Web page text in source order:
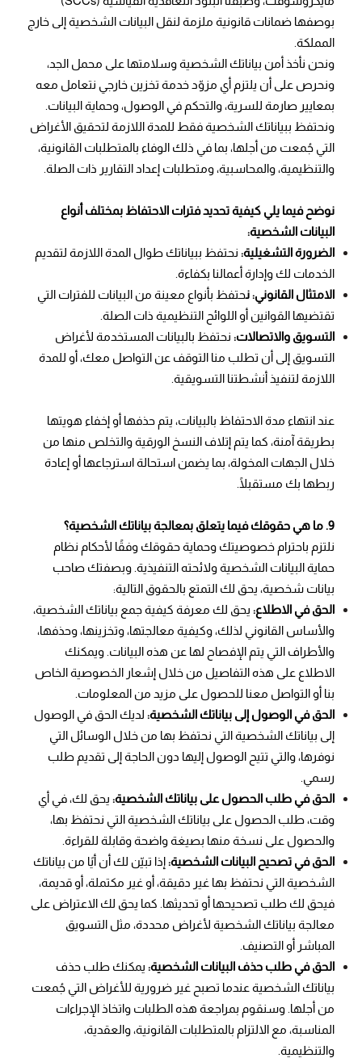
بوصفها ضمانات قانونية ملزمة لنقل البيانات الشخصية إلى خارج
المملكة.
ونحن نأخذ أمن بياناتك الشخصية وسلامتها على محمل الجد،
ونحرص على أن يلتزم أي مزوّد خدمة تخزين خارجي نتعامل معه
بمعايير صارمة للسرية، والتحكم في الوصول، وحماية البيانات.
ونحتفظ ببياناتك الشخصية فقط للمدة اللازمة لتحقيق الأغراض
التي جُمعت من أجلها، بما في ذلك الوفاء بالمتطلبات القانونية،
والتنظيمية، والمحاسبية، ومتطلبات إعداد التقارير ذات الصلة.
نوضح فيما يلي كيفية تحديد فترات الاحتفاظ بمختلف أنواع
البيانات الشخصية:
الضرورة التشغيلية: نحتفظ ببياناتك طوال المدة اللازمة لتقديم
الخدمات لك وإدارة أعمالنا بكفاءة.
الامتثال القانوني: نحتفظ بأنواع معينة من البيانات للفترات التي
تقتضيها القوانين أو اللوائح التنظيمية ذات الصلة.
التسويق والاتصالات: نحتفظ بالبيانات المستخدمة لأغراض
التسويق إلى أن تطلب منا التوقف عن التواصل معك، أو للمدة
اللازمة لتنفيذ أنشطتنا التسويقية.
عند انتهاء مدة الاحتفاظ بالبيانات، يتم حذفها أو إخفاء هويتها
بطريقة آمنة، كما يتم إتلاف النسخ الورقية والتخلص منها من
خلال الجهات المخولة، بما يضمن استحالة استرجاعها أو إعادة
ربطها بك مستقبلًا.
9. ما هي حقوقك فيما يتعلق بمعالجة بياناتك الشخصية؟
نلتزم باحترام خصوصيتك وحماية حقوقك وفقًا لأحكام نظام
حماية البيانات الشخصية ولائحته التنفيذية. وبصفتك صاحب
بيانات شخصية، يحق لك التمتع بالحقوق التالية:
الحق في الاطلاع: يحق لك معرفة كيفية جمع بياناتك الشخصية،
والأساس القانوني لذلك، وكيفية معالجتها، وتخزينها، وحذفها،
والأطراف التي يتم الإفصاح لها عن هذه البيانات. ويمكنك
الاطلاع على هذه التفاصيل من خلال إشعار الخصوصية الخاص
بنا أو التواصل معنا للحصول على مزيد من المعلومات.
الحق في الوصول إلى بياناتك الشخصية: لديك الحق في الوصول
إلى بياناتك الشخصية التي نحتفظ بها من خلال الوسائل التي
نوفرها، والتي تتيح الوصول إليها دون الحاجة إلى تقديم طلب
رسمي.
الحق في طلب الحصول على بياناتك الشخصية: يحق لك، في أي
وقت، طلب الحصول على بياناتك الشخصية التي نحتفظ بها،
والحصول على نسخة منها بصيغة واضحة وقابلة للقراءة.
الحق في تصحيح البيانات الشخصية:إذا تبيّن لك أن أيًا من بياناتك
الشخصية التي نحتفظ بها غير دقيقة، أو غير مكتملة، أو قديمة،
فيحق لك طلب تصحيحها أو تحديثها. كما يحق لك الاعتراض على
معالجة بياناتك الشخصية لأغراض محددة، مثل التسويق
المباشر أو التصنيف.
الحق في طلب حذف البيانات الشخصية: يمكنك طلب حذف
بياناتك الشخصية عندما تصبح غير ضرورية للأغراض التي جُمعت
من أجلها. وسنقوم بمراجعة هذه الطلبات واتخاذ الإجراءات
المناسبة، مع الالتزام بالمتطلبات القانونية، والعقدية،
والتنظيمية.